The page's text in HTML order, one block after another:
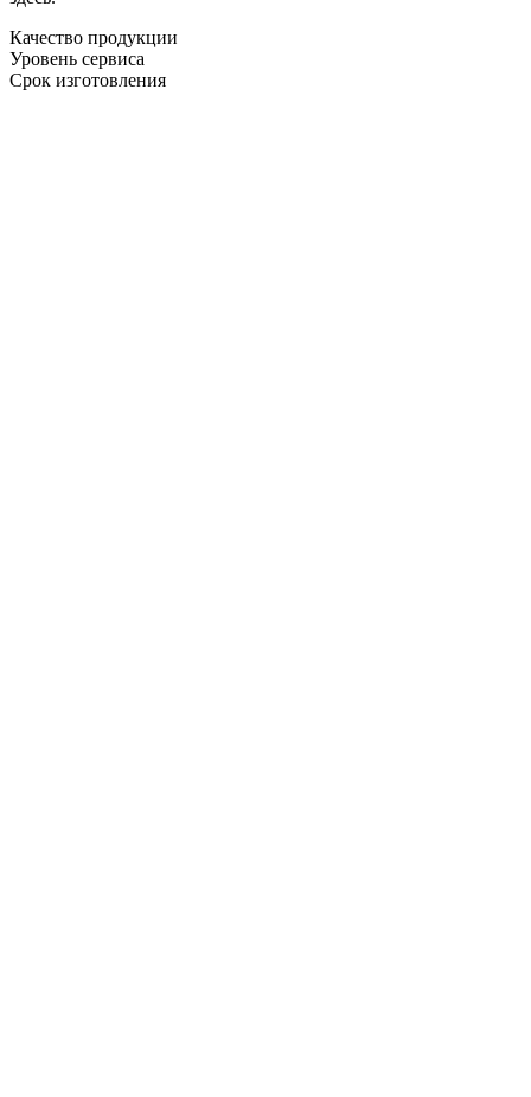
Качество продукции
Уровень сервиса
Срок изготовления